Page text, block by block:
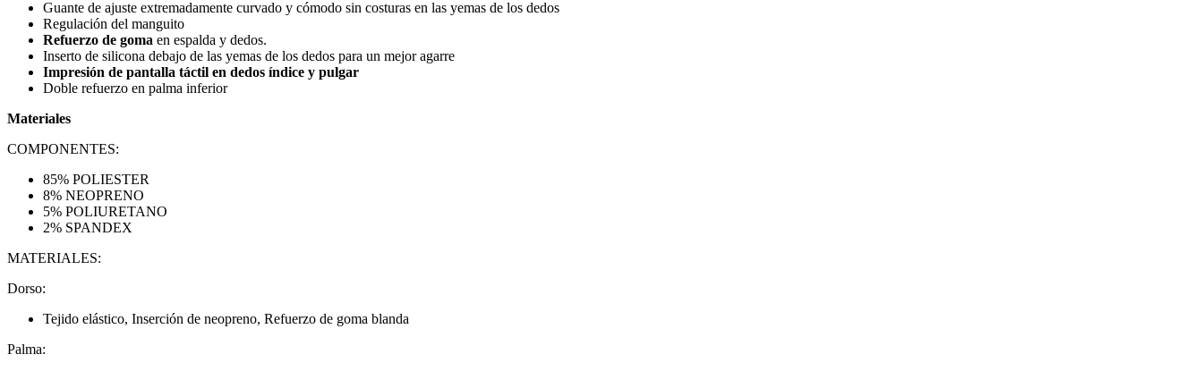
Guante de ajuste extremadamente curvado y cómodo sin costuras en las yemas de los dedos
Regulación del manguito
Refuerzo de goma en espalda y dedos.
Inserto de silicona debajo de las yemas de los dedos para un mejor agarre
Impresión de pantalla táctil en dedos índice y pulgar
Doble refuerzo en palma inferior
Materiales
COMPONENTES:
85% POLIESTER
8% NEOPRENO
5% POLIURETANO
2% SPANDEX
MATERIALES:
Dorso:
Tejido elástico, Inserción de neopreno, Refuerzo de goma blanda
Palma: